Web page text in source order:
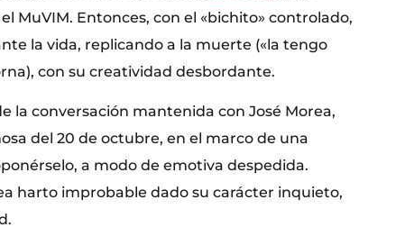
MuVIM. Entonces, con el «bichito» controlado,
la vida, replicando a la muerte («la tengo
con su creatividad desbordante.
la conversación mantenida con José Morea,
del 20 de octubre, en el marco de una
a modo de emotiva despedida.
harto improbable dado su carácter inquieto,